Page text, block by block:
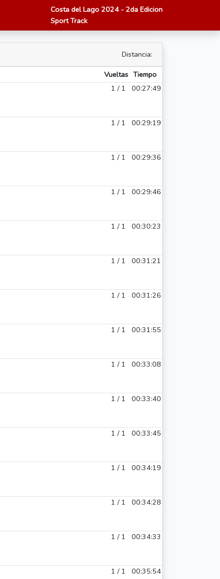
Costa del Lago 2024 - 2da Edicion
Sport Track
Distancia:
Vueltas Tiempo
1 / 1
00:27:49
1 / 1 00:29:19
1 / 1 00:29:36
1 / 1 00:29:46
1 / 1 00:30:23
1 / 1 00:31:21
1 / 1 00:31:26
1 / 1 00:31:55
1 / 1 00:33:08
1 / 1 00:33:40
1 / 1 00:33:45
1 / 1 00:34:19
1 / 1 00:34:28
1 / 1 00:34:33
1 / 1 00:35:54